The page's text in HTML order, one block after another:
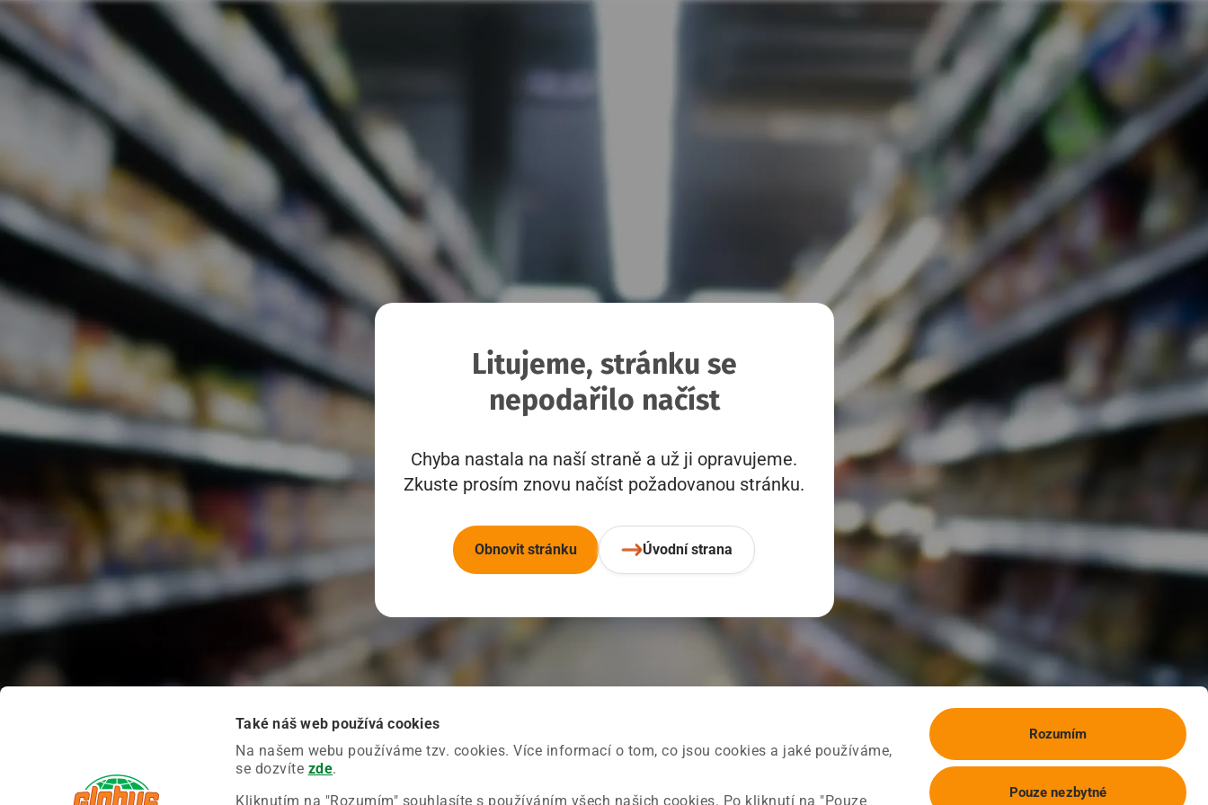
Také náš web používá cookies
Na našem webu používáme tzv. cookies. Více informací o tom, co jsou cookies a jaké používáme,
se dozvíte zde.
Kliknutím na "Rozumím" souhlasíte s používáním všech našich cookies. Po kliknutí na "Pouze
Rozumím
Pouze nezbytné
Litujeme, stránku se
nepodařilo načíst
Chyba nastala na naší straně a už ji opravujeme.
Zkuste prosím znovu načíst požadovanou stránku.
Obnovit stránku Úvodní strana